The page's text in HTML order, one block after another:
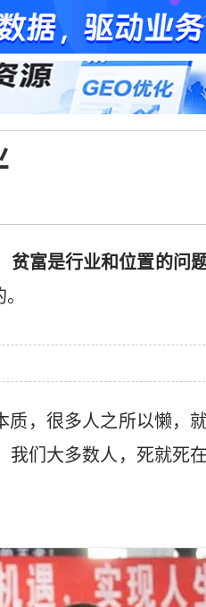
贫富是行业和位置的问
，很多人之所以懒，
们大多数人，死就死